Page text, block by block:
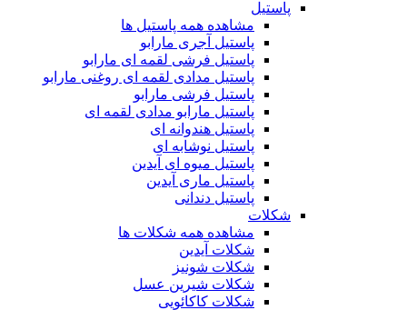
پاستیل
مشاهده همه پاستیل ها
پاستیل آجری مارابو
پاستیل فرشی لقمه ای مارابو
پاستیل مدادی لقمه ای روغنی مارابو
پاستیل فرشی مارابو
پاستیل مارابو مدادی لقمه ای
پاستیل هندوانه ای
پاستیل نوشابه ای
پاستیل میوه ای آیدین
پاستیل ماری آیدین
پاستیل دندانی
شکلات
مشاهده همه شکلات ها
شکلات آیدین
شکلات شونیز
شکلات شیرین عسل
شکلات کاکائویی